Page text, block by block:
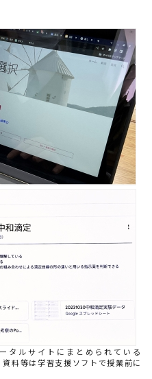
タルサイトにまとめられている
料等は学習支援ソフトで授業前に